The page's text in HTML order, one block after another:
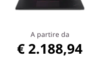
A partire da
€ 2.188,94